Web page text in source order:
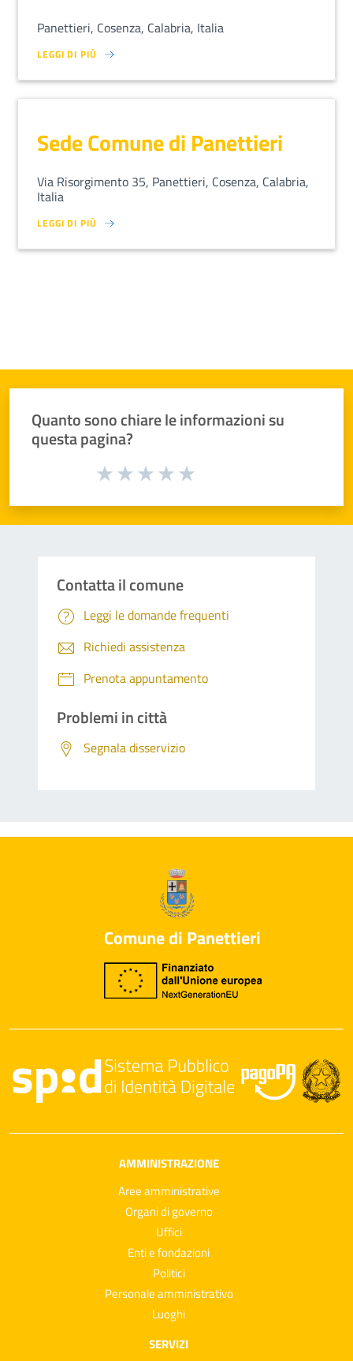
Panettieri, Cosenza, Calabria, Italia
LEGGI DI PIÙ
SU LOREM IPSUM DOLOR SIT AMET, CONSECTETUR ADIPISCING
Sede Comune di Panettieri
Via Risorgimento 35, Panettieri, Cosenza, Calabria,
Italia
LEGGI DI PIÙ
SU LOREM IPSUM DOLOR SIT AMET, CONSECTETUR ADIPISCING
Quanto sono chiare le informazioni su
questa pagina?
Valuta da 1 a 5 stelle la pagina
Contatta il comune
Leggi le domande frequenti
Richiedi assistenza
Prenota appuntamento
Problemi in città
Segnala disservizio
Comune di Panettieri
AMMINISTRAZIONE
Aree amministrative
Organi di governo
Uffici
Enti e fondazioni
Politici
Personale amministrativo
Luoghi
SERVIZI